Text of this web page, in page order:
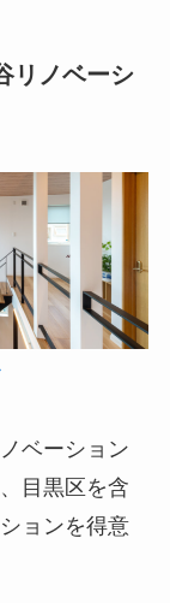
リノベーシ
ベーション
目黒区を含
ョンを得意